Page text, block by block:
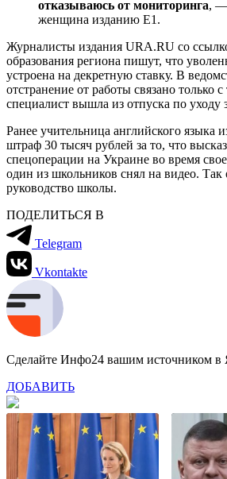
отказываюсь от мониторинга, —
женщина изданию Е1.
Журналисты издания URA.RU со
образования региона пишут, что
устроена на декретную ставку. В
отстранение от работы связано только
специалист вышла из отпуска по уходу
Ранее учительница английского языка
штраф 30 тысяч рублей за то, что
спецоперации на Украине во время
один из школьников снял на видео. Так
руководство школы.
ПОДЕЛИТЬСЯ В
Telegram
Vkontakte
Сделайте Инфо24 вашим источником в
ДОБАВИТЬ